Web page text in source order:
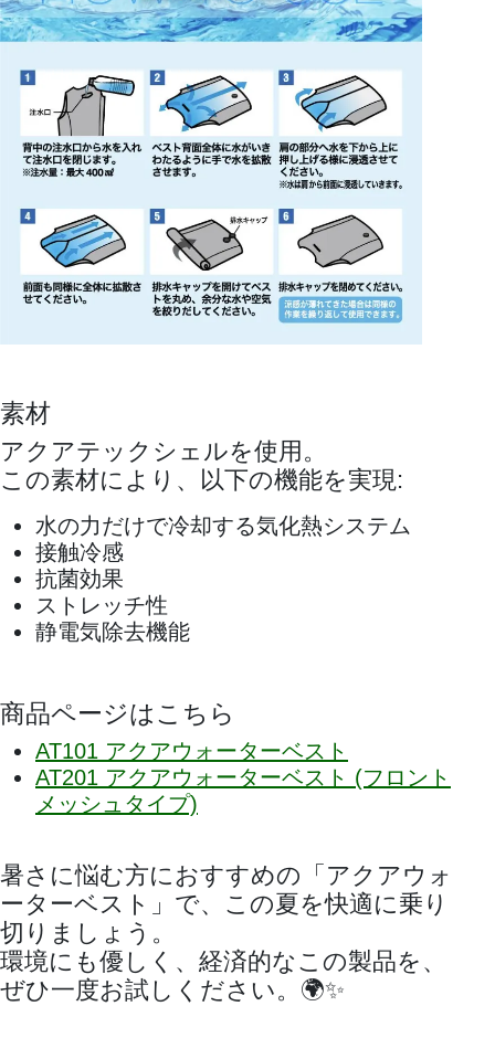
素材
アクアテックシェルを使用。
この素材により、以下の機能を実現:
水の力だけで冷却する気化熱システム
接触冷感
抗菌効果
ストレッチ性
静電気除去機能
商品ページはこちら
AT101 アクアウォーターベスト
AT201 アクアウォーターベスト (フロント
メッシュタイプ)
暑さに悩む方におすすめの「アクアウォ
ーターベスト」で、この夏を快適に乗り
切りましょう。
環境にも優しく、経済的なこの製品を、
ぜひ一度お試しください。🌍✨